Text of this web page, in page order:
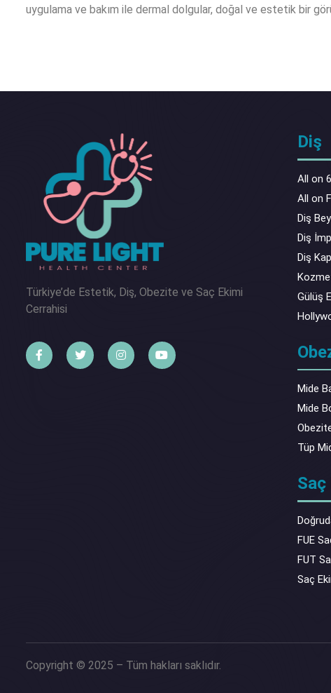
uygulama ve bakım ile dermal dolgular, doğal ve estetik bir
Türkiye’de Estetik, Diş, Obezite ve Saç Ekimi
Cerrahisi
Diş
All on
All on
Diş
Diş
Diş
Gülüş
Mide
Mide
Tüp
Saç
FUE
FUT
Saç
Copyright © 2025 – Tüm hakları saklıdır.